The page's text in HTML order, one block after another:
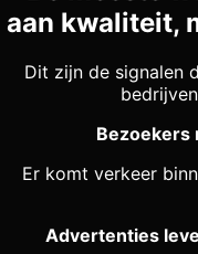
aan kwaliteit,
Dit zijn de signalen
Bezoekers
Er komt verkeer
Advertenties